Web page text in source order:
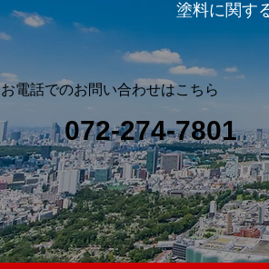
塗料に関す
お電話でのお問い合わせはこちら
072-274-7801